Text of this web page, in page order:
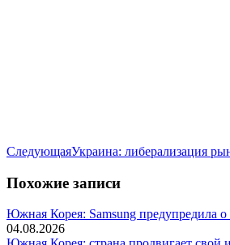
СледующаяСледующая
Украина: либерализация
Похожие записи
Южная Корея: Samsung предупредила
04.08.2026